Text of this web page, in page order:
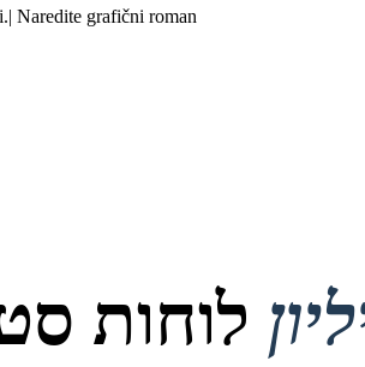
Naredite grafični roman
לוחות